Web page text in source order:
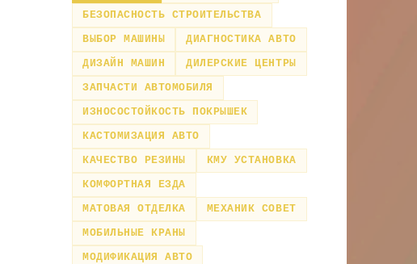
БЕЗОПАСНОСТЬ СТРОИТЕЛЬСТВА
ВЫБОР МАШИНЫ
ДИАГНОСТИКА АВТО
ДИЗАЙН МАШИН
ДИЛЕРСКИЕ ЦЕНТРЫ
ЗАПЧАСТИ АВТОМОБИЛЯ
ИЗНОСОСТОЙКОСТЬ ПОКРЫШЕК
КАСТОМИЗАЦИЯ АВТО
КАЧЕСТВО РЕЗИНЫ
КМУ УСТАНОВКА
КОМФОРТНАЯ ЕЗДА
МАТОВАЯ ОТДЕЛКА
МЕХАНИК СОВЕТ
МОБИЛЬНЫЕ КРАНЫ
МОДИФИКАЦИЯ АВТО